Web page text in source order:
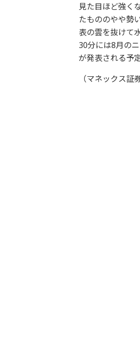
見た目ほど強く
たもののやや勢
表の雲を抜けて
30分には8月の
が発表される予定
（マネックス